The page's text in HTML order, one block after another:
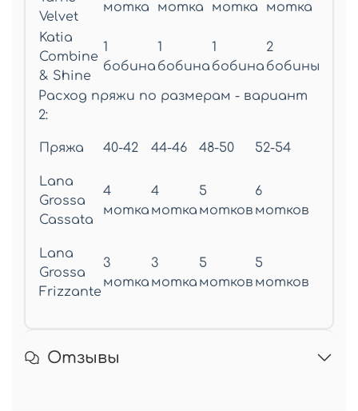
Velvet
мотка мотка мотка мотка
Katia
Combine
& Shine
1
бобина
1
бобина
1
бобина
2
бобины
Расход пряжи по размерам - вариант
2:
Пряжа 40-42 44-46 48-50 52-54
Lana
Grossa
Cassata
4
мотка
4
мотка
5
мотков
6
мотков
Lana
Grossa
Frizzante
3
мотка
3
мотка
5
мотков
5
мотков
Отзывы